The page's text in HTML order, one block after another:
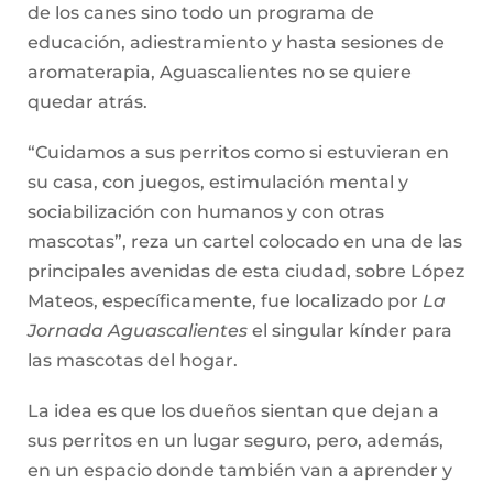
de los canes sino todo un programa de
educación, adiestramiento y hasta sesiones de
aromaterapia, Aguascalientes no se quiere
quedar atrás.
“Cuidamos a sus perritos como si estuvieran en
su casa, con juegos, estimulación mental y
sociabilización con humanos y con otras
mascotas”, reza un cartel colocado en una de las
principales avenidas de esta ciudad, sobre López
Mateos, específicamente, fue localizado por La
Jornada Aguascalientes el singular kínder para
las mascotas del hogar.
La idea es que los dueños sientan que dejan a
sus perritos en un lugar seguro, pero, además,
en un espacio donde también van a aprender y